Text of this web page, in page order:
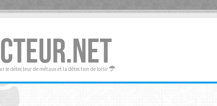
le détecteur de métaux et la détection de loisir